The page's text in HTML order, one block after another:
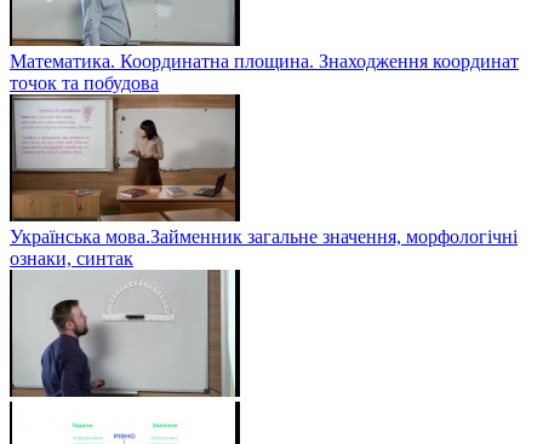
Математика. Координатна площина. Знаходження координат
точок та побудова
Українська мова.Займенник загальне значення, морфологічні
ознаки, синтак